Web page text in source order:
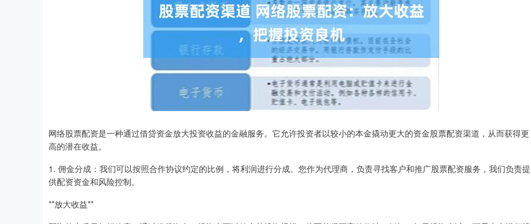
网络股票配资是一种通过借贷资金放大投资收益的金融服务。它允许投资者以较小的本金撬动更大的资金股票配资渠道，从而获得更
高的潜在收益。
1. 佣金分成：我们可以按照合作协议约定的比例，将利润进行分成。您作为代理商，负责寻找客户和推广股票配资服务，我们负责提
供配资资金和风险控制。
**放大收益**